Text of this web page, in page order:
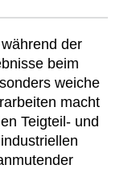
der
beim
weiche
macht
Teigteil- und